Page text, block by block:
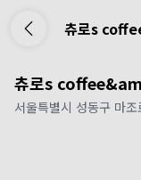
츄로s
츄로s
서울특별시 성동구 마